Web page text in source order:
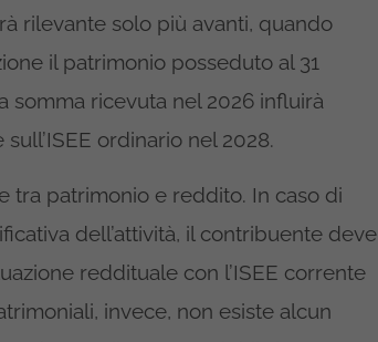
rilevante solo più avanti, quando
il patrimonio posseduto al 31
somma ricevuta nel 2026 influirà
ordinario nel 2028.
tra patrimonio e reddito. In caso di
dell’attività, il contribuente deve
reddituale con l’ISEE corrente
invece, non esiste alcun